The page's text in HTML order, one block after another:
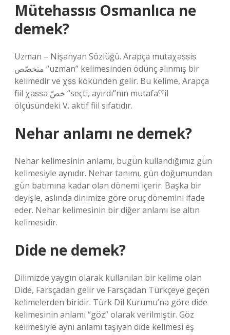
Mütehassıs Osmanlıca ne
demek?
Uzman – Nişanyan Sözlüğü. Arapça mutaχaṣṣiṣ
متخصّص “uzman” kelimesinden ödünç alınmış bir
kelimedir ve χṣṣ kökünden gelir. Bu kelime, Arapça
fiil χaṣṣa خصّ “seçti, ayırdı”nın mutafaˁˁil
ölçüsündeki V. aktif fiil sıfatıdır.
Nehar anlamı ne demek?
Nehar kelimesinin anlamı, bugün kullandığımız gün
kelimesiyle aynıdır. Nehar tanımı, gün doğumundan
gün batımına kadar olan dönemi içerir. Başka bir
deyişle, aslında dinimize göre oruç dönemini ifade
eder. Nehar kelimesinin bir diğer anlamı ise altın
kelimesidir.
Dide ne demek?
Dilimizde yaygın olarak kullanılan bir kelime olan
Dide, Farsçadan gelir ve Farsçadan Türkçeye geçen
kelimelerden biridir. Türk Dil Kurumu’na göre dide
kelimesinin anlamı “göz” olarak verilmiştir. Göz
kelimesiyle aynı anlamı taşıyan dide kelimesi eş